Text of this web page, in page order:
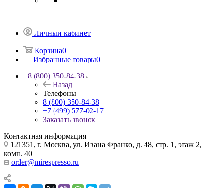
Личный кабинет
Корзина0
Избранные товары0
8 (800) 350-84-38
Назад
Телефоны
8 (800) 350-84-38
+7 (499) 577-02-17
Заказать звонок
Контактная информация
121351, г. Москва, ул. Ивана Франко, д. 48, стр. 1, этаж 2,
комн. 40
order@mirespresso.ru